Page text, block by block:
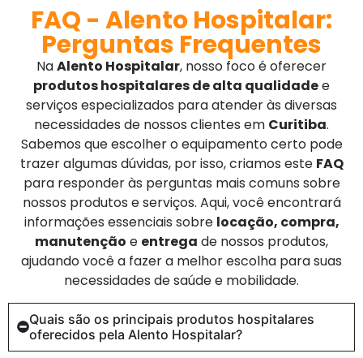
FAQ - Alento Hospitalar:
Perguntas Frequentes
NaAlento Hospitalar, nosso foco é oferecer
produtos hospitalares de alta qualidadee
serviços especializados para atender às diversas
necessidades de nossos clientes em Curitiba.
Sabemos que escolher o equipamento certo pode
trazer algumas dúvidas, por isso, criamos este FAQ
para responder às perguntas mais comuns sobre
nossos produtos e serviços. Aqui, você encontrará
informações essenciais sobre locação, compra,
manutenção e entrega de nossos produtos,
ajudando você a fazer a melhor escolha para suas
necessidades de saúde e mobilidade.
Quais são os principais produtos hospitalares
oferecidos pela Alento Hospitalar?